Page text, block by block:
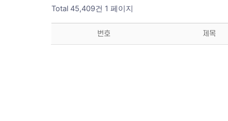
Total 45,409건 1 페이지
번호 제목